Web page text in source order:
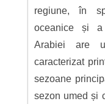
regiune, în
oceanice și a
Arabiei are
caracterizat
sezoane
sezon umed și